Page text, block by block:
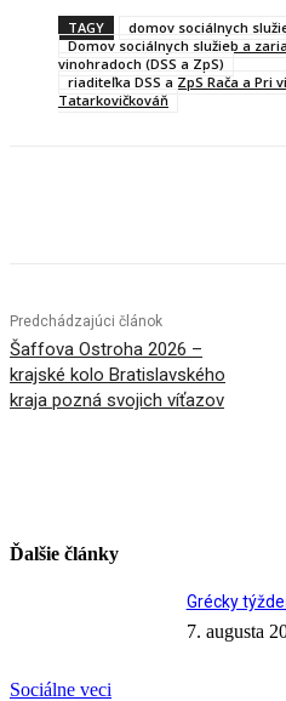
TAGY
domov sociálnych
Domov sociálnych služieb a
vinohradoch (DSS a ZpS)
riaditeľka DSS a ZpS Rača a Pri
Tatarkovičkováň
Predchádzajúci článok
Šaffova Ostroha 2026 –
krajské kolo Bratislavského
kraja pozná svojich víťazov
Ďalšie články
Sociálne veci
Grécky
7. augusta